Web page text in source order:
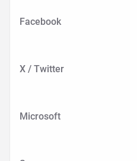
Facebook
X / Twitter
Microsoft